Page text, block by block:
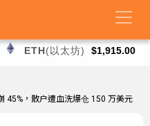
ETH(以太坊) $1,915.00
45%，散户遭血洗爆仓 150 万美元